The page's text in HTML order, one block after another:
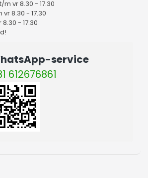
m vr 8.30 - 17.30
vr 8.30 - 17.30
- 17.30
service
612676861